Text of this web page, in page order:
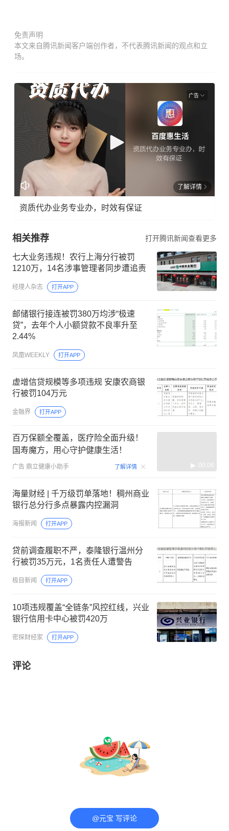
免责声明
本文来自腾讯新闻客户端创作者，不代表腾讯新闻的观点和立
场。
广告
了解详情
资质代办业务专业办，时效有保证
相关推荐 打开腾讯新闻查看更多
七大业务违规！农行上海分行被罚
1210万，14名涉事管理者同步遭追责
经理人杂志 打开APP
邮储银行接连被罚380万均涉“极速
贷”，去年个人小额贷款不良率升至
2.44%
凤凰WEEKLY 打开APP
虚增信贷规模等多项违规 安康农商银
行被罚104万元
金融界 打开APP
百万保额全覆盖，医疗险全面升级！
国寿魔方，用心守护健康生活！
广告 鼎立健康小助手 了解详情 00:06
海量财经 | 千万级罚单落地！稠州商业
银行总分行多点暴露内控漏洞
海报新闻 打开APP
贷前调查履职不严，泰隆银行温州分
行被罚35万元，1名责任人遭警告
极目新闻 打开APP
10项违规覆盖“全链条”风控红线，兴业
银行信用卡中心被罚420万
密探财经家 打开APP
评论
@元宝 写评论